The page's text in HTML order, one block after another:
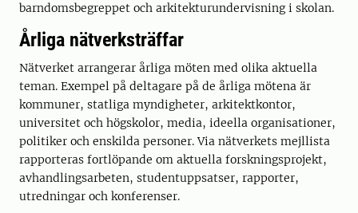
barndomsbegreppet och arkitekturundervisning i skolan.
Årliga nätverksträffar
Nätverket arrangerar årliga möten med olika aktuella
teman. Exempel på deltagare på de årliga mötena är
kommuner, statliga myndigheter, arkitektkontor,
universitet och högskolor, media, ideella organisationer,
politiker och enskilda personer. Via nätverkets mejllista
rapporteras fortlöpande om aktuella forskningsprojekt,
avhandlingsarbeten, studentuppsatser, rapporter,
utredningar och konferenser.